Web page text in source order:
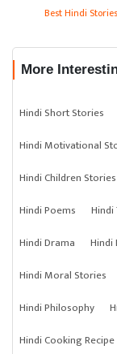
Best Hindi Stories
More
Hindi Short Stories
Hindi Motivational
Hindi Children Stories
Hindi Poems
Hindi Drama
Hindi
Hindi Moral Stories
Hindi Philosophy
Hindi Cooking Recipe